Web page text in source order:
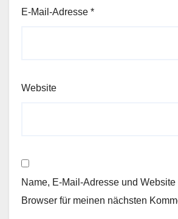
E-Mail-Adresse *
Website
Name, E-Mail-Adresse und
Browser für meinen nächsten